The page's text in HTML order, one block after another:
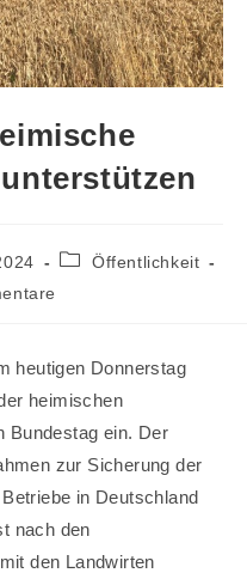
Beitrags-
Öffentlichkeit
heutigen Donnerstag
heimischen
Bundestag ein. Der
zur Sicherung der
in Deutschland
nach den
den Landwirten